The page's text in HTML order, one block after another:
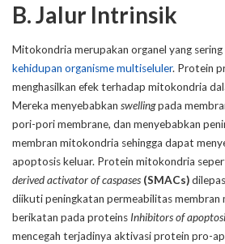
B. Jalur Intrinsik
Mitokondria merupakan organel yang
kehidupan organisme multiseluler. Protein
menghasilkan efek terhadap mitokondria
Mereka menyebabkan swellingpada
pori-pori membrane, dan menyebabkan
membran mitokondria sehingga dapat
apoptosis keluar. Protein mitokondria
derived activator of caspases (SMACs)
diikuti peningkatan permeabilitas membran
berikatan pada proteins Inhibitors of
mencegah terjadinya aktivasi protein pro-